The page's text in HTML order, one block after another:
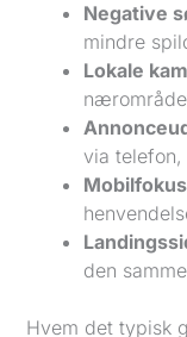
Negative
mindre
Lokale
via telefon,
den
Hvem det typisk